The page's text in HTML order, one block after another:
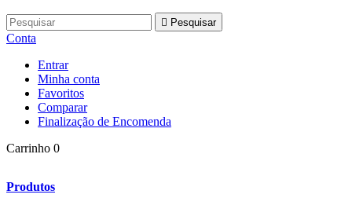
 Pesquisar
Conta
Entrar
Minha conta
Favoritos
Comparar
Finalização de Encomenda
Carrinho 0
Produtos